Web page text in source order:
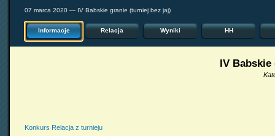
07 marca 2020 — IV Babskie granie (turniej bez jaj)
Informacje Relacja Wyniki HH
IV
Konkurs Relacja z turnieju